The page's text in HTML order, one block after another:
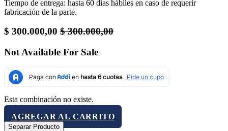
Tiempo de entrega: hasta 60 días hábiles en caso de requerir
fabricación de la parte.
$ 300.000,00 $300.000,00
Not Available For Sale
Esta combinación no existe.
AGREGAR AL CARRITO
Separar Producto